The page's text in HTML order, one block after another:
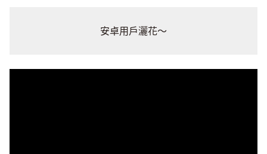
安卓用戶灑花～